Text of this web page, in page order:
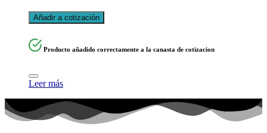
Añadir a cotización
Producto añadido correctamente a la canasta de cotizacion
Leer más